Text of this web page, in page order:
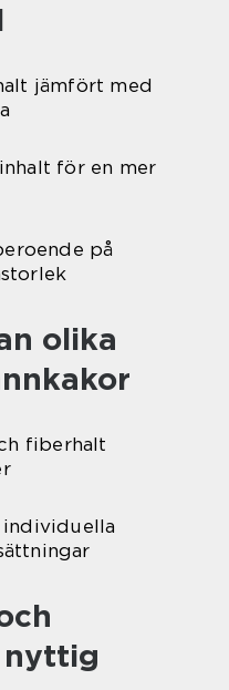
jämfört med
för en mer
på
olika
fiberhalt
individuella
nyttig